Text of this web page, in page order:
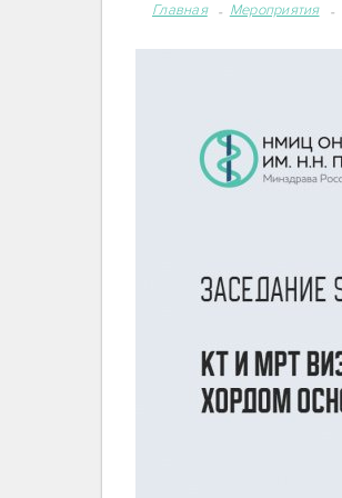
Главная Мероприятия